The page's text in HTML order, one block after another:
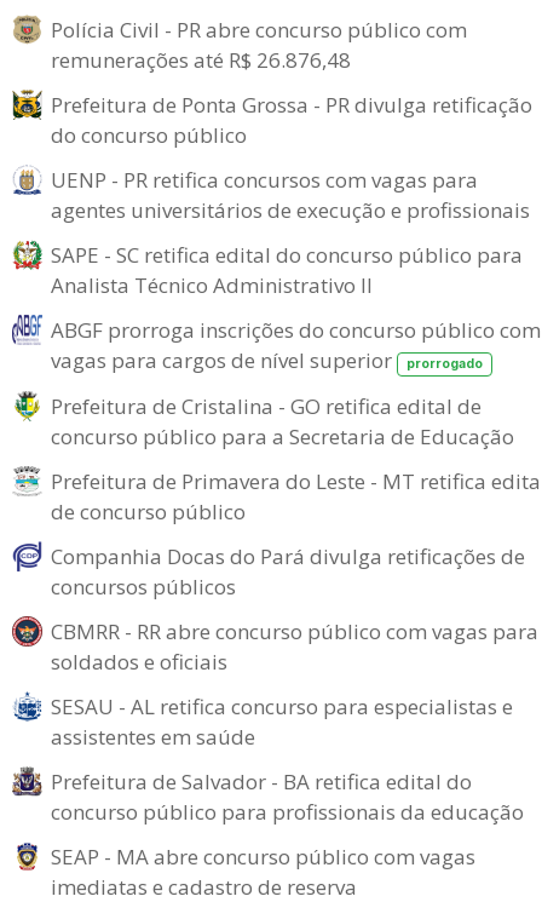
Polícia Civil - PR abre concurso público com
remunerações até R$ 26.876,48
Prefeitura de Ponta Grossa - PR divulga retificação
do concurso público
UENP - PR retifica concursos com vagas para
agentes universitários de execução e profissionais
SAPE - SC retifica edital do concurso público para
Analista Técnico Administrativo II
ABGF prorroga inscrições do concurso público com
vagas para cargos de nível superior
prorrogado
Prefeitura de Cristalina - GO retifica edital de
concurso público para a Secretaria de Educação
Prefeitura de Primavera do Leste - MT retifica
de concurso público
Companhia Docas do Pará divulga retificações de
concursos públicos
CBMRR - RR abre concurso público com vagas para
soldados e oficiais
SESAU - AL retifica concurso para especialistas e
assistentes em saúde
Prefeitura de Salvador - BA retifica edital do
concurso público para profissionais da educação
SEAP - MA abre concurso público com vagas
imediatas e cadastro de reserva